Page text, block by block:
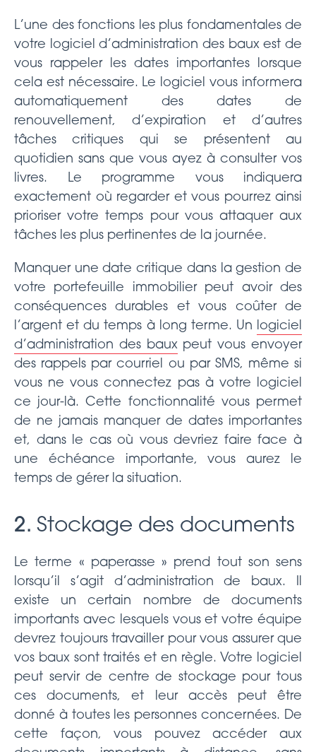
L’une des fonctions les plus fondamentales de
votre logiciel d’administration des baux est de
vous rappeler les dates importantes lorsque
cela est nécessaire. Le logiciel vous informera
automatiquement des dates de
renouvellement, d’expiration et d’autres
tâches critiques qui se présentent au
quotidien sans que vous ayez à consulter vos
livres. Le programme vous indiquera
exactement où regarder et vous pourrez ainsi
prioriser votre temps pour vous attaquer aux
tâches les plus pertinentes de la journée.
Manquer une date critique dans la gestion de
votre portefeuille immobilier peut avoir des
conséquences durables et vous coûter de
l’argent et du temps à long terme. Un logiciel
d’administration des bauxpeut vous envoyer
des rappels par courriel ou par SMS, même si
vous ne vous connectez pas à votre logiciel
ce jour-là. Cette fonctionnalité vous permet
de ne jamais manquer de dates importantes
et, dans le cas où vous devriez faire face à
une échéance importante, vous aurez le
temps de gérer la situation.
2. Stockage des documents
Le terme « paperasse » prend tout son sens
lorsqu’il s’agit d’administration de baux. Il
existe un certain nombre de documents
importants avec lesquels vous et votre équipe
devrez toujours travailler pour vous assurer que
vos baux sont traités et en règle. Votre logiciel
peut servir de centre de stockage pour tous
ces documents, et leur accès peut être
donné à toutes les personnes concernées. De
cette façon, vous pouvez accéder aux